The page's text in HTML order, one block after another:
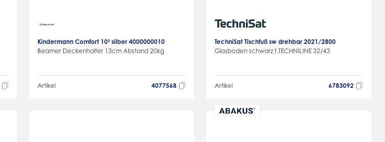
Kindermann Comfort 10² silber 4000000010
Beamer Deckenhalter 13cm Abstand 20kg
Artikel 4077568
TechniSat Tischfuß sw drehbar 2021/2800
Glasboden schwarz f.TECHNILINE 32/43
Artikel 6783092